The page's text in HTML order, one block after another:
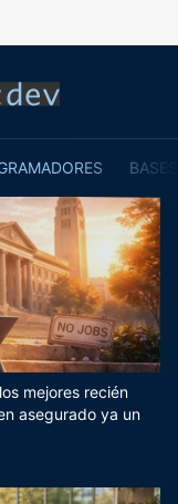
mejores recién
asegurado ya un